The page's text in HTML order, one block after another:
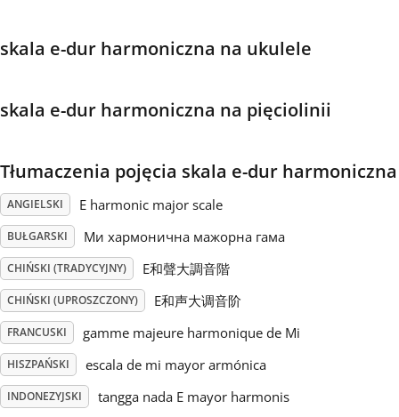
Polski
Português
Русский
Svenska
skala e-dur harmoniczna na ukulele
skala e-dur harmoniczna na pięciolinii
Tłumaczenia pojęcia skala e-dur harmoniczna
ANGIELSKI E harmonic major scale
BUŁGARSKI Ми хармонична мажорна гама
CHIŃSKI (TRADYCYJNY) E和聲大調音階
CHIŃSKI (UPROSZCZONY) E和声大调音阶
FRANCUSKI gamme majeure harmonique de Mi
HISZPAŃSKI escala de mi mayor armónica
INDONEZYJSKI tangga nada E mayor harmonis